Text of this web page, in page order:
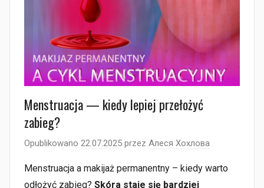
Menstruacja — kiedy lepiej przełożyć
zabieg?
Opublikowano 22.07.2025 przez Алеся Хохлова
Menstruacja a makijaż permanentny – kiedy warto
odłożyć zabieg? Skóra staje się bardziej